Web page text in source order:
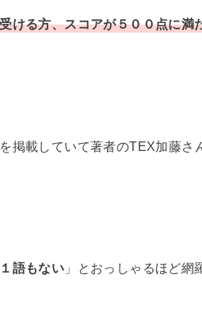
ける方、スコアが５００点に満
掲載していて著者のTEX加藤さ
語もない 」とおっしゃるほど網